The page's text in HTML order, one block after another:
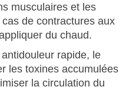
musculaires et les
de contractures aux
du chaud.
rapide, le
les toxines accumulées
la circulation du